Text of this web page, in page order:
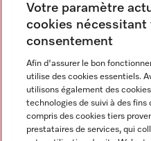
Langue
FRANCAIS
Votre paramètre
cookies nécessitant
consentement
Afin d'assurer le bon
utilise des cookies essentiels.
utilisons également des
technologies de suivi à des
compris des cookies tiers
prestataires de services, qui